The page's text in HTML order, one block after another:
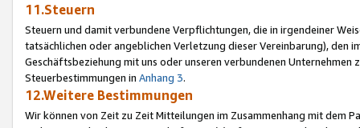
11.Steuern
Steuern und damit verbundene Verpflichtungen, die in irgendeiner
tatsächlichen oder angeblichen Verletzung dieser Vereinbarung), den
Geschäftsbeziehung mit uns oder unseren verbundenen
Steuerbestimmungen in Anhang 3.
12.Weitere Bestimmungen
Wir können von Zeit zu Zeit Mitteilungen im Zusammenhang mit dem